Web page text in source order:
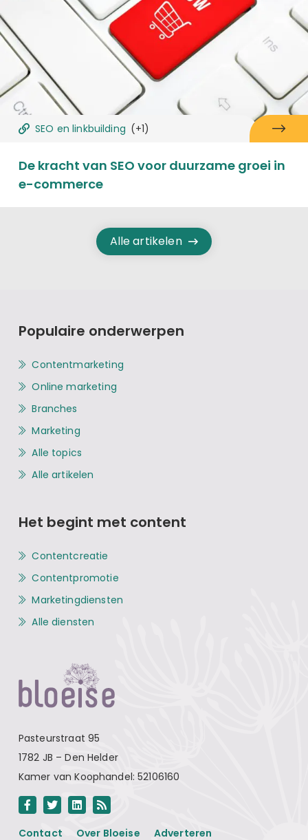
SEO en linkbuilding (+1)
De kracht van SEO voor duurzame groei in
e-commerce
Alle artikelen
Pasteurstraat 95
1782 JB – Den Helder
Kamer van Koophandel: 52106160
Contact Over Bloeise Adverteren
Populaire onderwerpen
Contentmarketing
Online marketing
Branches
Marketing
Alle topics
Alle artikelen
Het begint met content
Contentcreatie
Contentpromotie
Marketingdiensten
Alle diensten